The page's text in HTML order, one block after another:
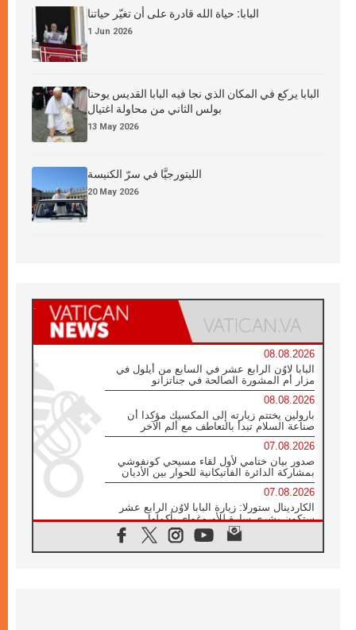
البابا: حياة الله قادرة على أن تغيّر حياتنا
1 Jun 2026
البابا يركع في المكان الذي نجا فيه البابا القديس يوحنا
بولس الثاني من محاولة اغتيال
13 May 2026
الليتورجيَّا في سرّ الكنيسة
20 May 2026
08.08.2026
البابا لاوُن الرابع عشر في السابع من أيلول في
مزار أم المشورة الصالحة في جناتزانو
08.08.2026
بارولين يختتم زيارته إلى المكسيك مؤكدا أن
صناعة السلام تبدأ بالتعاطف مع ألم الآخر
07.08.2026
صدور بيان ختامي لأول لقاء مسيحي كونفوشي
بمشاركة الدائرة الفاتيكانية للحوار بين الأديان
07.08.2026
الكاردينال ستورلا: زيارة البابا لاوُن الرابع عشر
ستكون بشرى سارة للأوروغواي بأكملها
الفاتيكان يعلن برنامج الزيارة الرسولية للبابا لاوُن